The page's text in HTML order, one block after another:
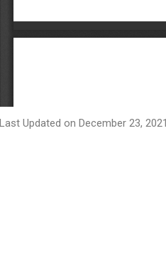
Last Updated on December 23, 2021